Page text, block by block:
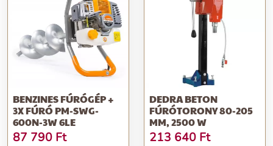
BENZINES FÚRÓGÉP +
3X FÚRÓ PM-SWG-
600N-3W 6LE
87 790 Ft
DEDRA BETON
FÚRÓTORONY 80-205
MM, 2500 W
213 640 Ft